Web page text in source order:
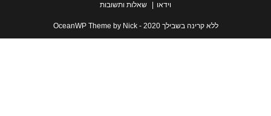
שאלות ותשובות
ללא קרינה בשבילך 2020 - OceanWP Theme by Nick